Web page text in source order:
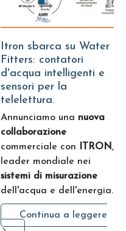
Itron sbarca su Water
Fitters: contatori
d'acqua intelligenti e
sensori per la
telelettura.
Annunciamo una nuova
collaborazione
commerciale con ITRON,
leader mondiale nei
sistemi di misurazione
dell'acqua e dell'energia.
Continua a leggere